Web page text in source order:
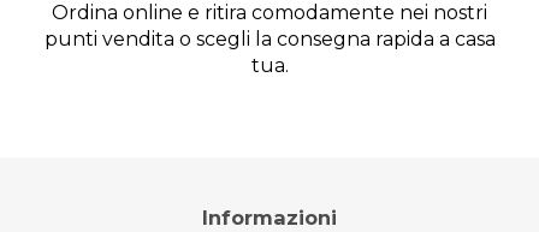
Ordina online e ritira comodamente nei nostri
punti vendita o scegli la consegna rapida a casa
tua.
Informazioni